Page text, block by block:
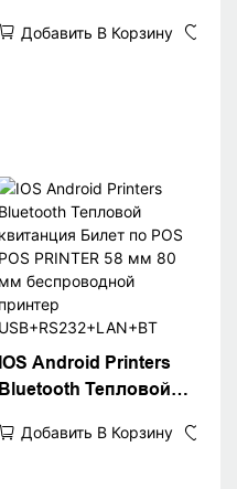
Sound Sound Sound
Добавить В Корзину
IOS Android Printers
Bluetooth Тепловой
POS POS PRINTER 58
Добавить В Корзину